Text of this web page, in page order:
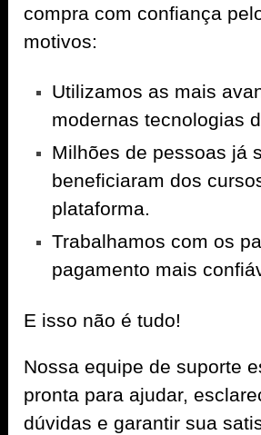
compra com confiança
motivos:
Utilizamos as mais
modernas tecnologias
Milhões de pessoas já
beneficiaram dos
plataforma.
Trabalhamos com os
pagamento mais
E isso não é tudo!
Nossa equipe de suporte
pronta para ajudar,
dúvidas e garantir sua